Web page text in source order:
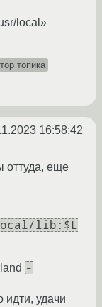
local»
топика
16:58:42
оттуда, еще
local/lib:$L
-
идти, удачи